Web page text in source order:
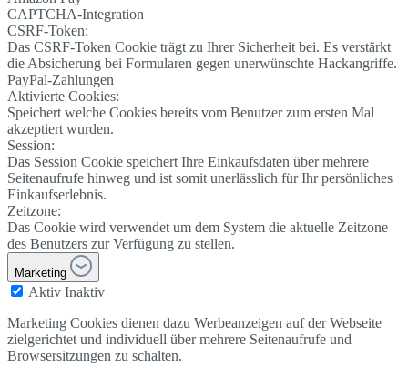
CAPTCHA-Integration
CSRF-Token:
Das CSRF-Token Cookie trägt zu Ihrer Sicherheit bei. Es verstärkt
die Absicherung bei Formularen gegen unerwünschte Hackangriffe.
PayPal-Zahlungen
Aktivierte Cookies:
Speichert welche Cookies bereits vom Benutzer zum ersten Mal
akzeptiert wurden.
Session:
Das Session Cookie speichert Ihre Einkaufsdaten über mehrere
Seitenaufrufe hinweg und ist somit unerlässlich für Ihr persönliches
Einkaufserlebnis.
Zeitzone:
Das Cookie wird verwendet um dem System die aktuelle Zeitzone
des Benutzers zur Verfügung zu stellen.
Marketing
Aktiv Inaktiv
Marketing Cookies dienen dazu Werbeanzeigen auf der Webseite
zielgerichtet und individuell über mehrere Seitenaufrufe und
Browsersitzungen zu schalten.